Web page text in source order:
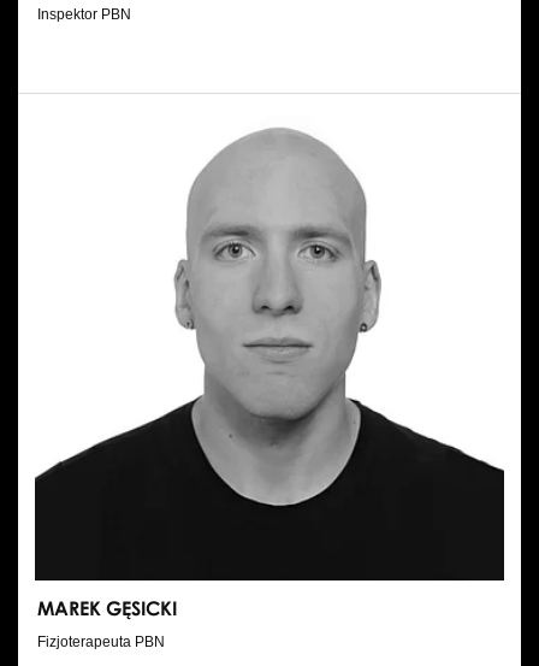
Inspektor PBN
MAREK GĘSICKI
Fizjoterapeuta PBN